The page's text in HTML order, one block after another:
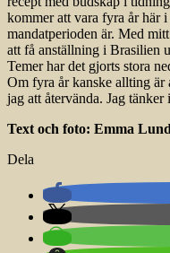
kommer att vara fyra år här
mandatperioden är. Med
att få anställning i Brasilien
Temer har det gjorts stora
Om fyra år kanske allting
jag att återvända. Jag
Text och foto: Emma
Dela